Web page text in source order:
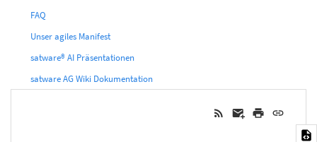
FAQ
Unser agiles Manifest
satware® AI Präsentationen
satware AG Wiki Dokumentation